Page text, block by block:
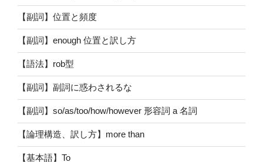
【副詞】位置と頻度
【副詞】enough 位置と訳し方
【語法】rob型
【副詞】副詞に惑わされるな
【副詞】so/as/too/how/however 形容詞 a 名詞
【論理構造、訳し方】more than
【基本語】To